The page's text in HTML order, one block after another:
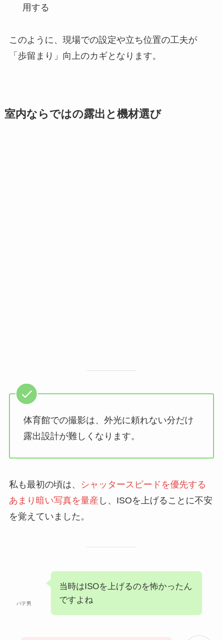
用する
このように、現場での設定や立ち位置の工夫が
「歩留まり」向上のカギとなります。
室内ならではの露出と機材選び
体育館での撮影は、外光に頼れない分だけ
露出設計が難しくなります。
私も最初の頃は、
シャッタースピードを優先する
あまり暗い写真を量産 し、ISOを上げることに不安
を覚えていました。
バテ男
当時はISOを上げるのを怖かったん
ですよね